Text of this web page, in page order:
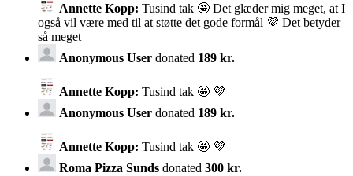
Annette Kopp: Tusind tak 🤩 Det glæder mig meget, at I
også vil være med til at støtte det gode formål 💜 Det betyder
så meget
Anonymous User donated 189 kr.
Annette Kopp: Tusind tak 🤩 💜
Anonymous User donated 189 kr.
Annette Kopp: Tusind tak 🤩 💜
Roma Pizza Sunds donated 300 kr.